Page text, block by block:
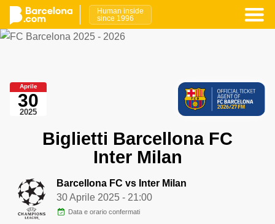
Human inside
since 1996
Aprile
30
2025
Biglietti Barcellona FC
Inter Milan
Barcellona FC vs Inter Milan
30 Aprile 2025 - 21:00
Data e orario confermati